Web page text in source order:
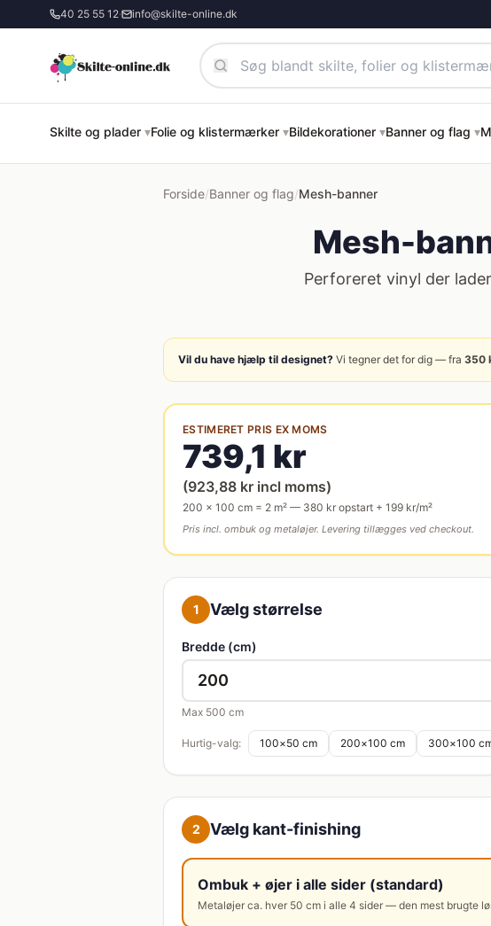
Spring til hovedindhold
40 25 55 12· info@skilte-online.dk
Skilte og plader ▾Folie og klistermærker ▾Bildekorationer ▾Banner og flag ▾
Forside/Banner og flag/Mesh-banner
Mesh-
Perforeret vinyl der
Vil du have hjælp til designet? Vi tegner det for dig — fra 350
ESTIMERET PRIS EX MOMS
739,1 kr
(923,88 kr incl moms)
200 × 100 cm = 2 m² — 380 kr opstart + 199 kr/m²
Pris incl. ombuk og metaløjer. Levering tillægges ved checkout.
1 Vælg størrelse
Bredde (cm)
Max 500 cm
Hurtig-valg: 100×50 cm 200×100 cm 300×100
2 Vælg kant-finishing
Ombuk + øjer i alle sider (standard)
Metaløjer ca. hver 50 cm i alle 4 sider — den mest brugte